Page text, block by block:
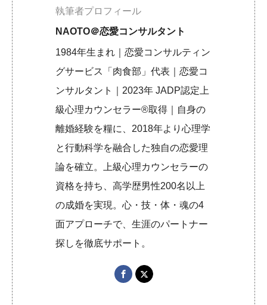
執筆者プロフィール
NAOTO＠恋愛コンサルタント
1984年生まれ｜恋愛コンサルティン
グサービス「肉食部」代表｜恋愛コ
ンサルタント｜2023年 JADP認定上
級心理カウンセラー®取得｜自身の
離婚経験を糧に、2018年より心理学
と行動科学を融合した独自の恋愛理
論を確立。上級心理カウンセラーの
資格を持ち、高学歴男性200名以上
の成婚を実現。心・技・体・魂の4
面アプローチで、生涯のパートナー
探しを徹底サポート。